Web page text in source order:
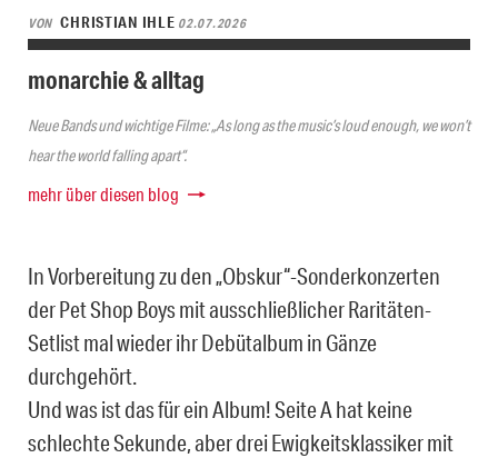
VON CHRISTIAN IHLE 02.07.2026
monarchie & alltag
Neue Bands und wichtige Filme: „As long as the music’s loud enough, we won’t
hear the world falling apart“.
mehr über diesen blog
In Vorbereitung zu den „Obskur“-Sonderkonzerten
der Pet Shop Boys mit ausschließlicher Raritäten-
Setlist mal wieder ihr Debütalbum in Gänze
durchgehört.
Und was ist das für ein Album! Seite A hat keine
schlechte Sekunde, aber drei Ewigkeitsklassiker mit